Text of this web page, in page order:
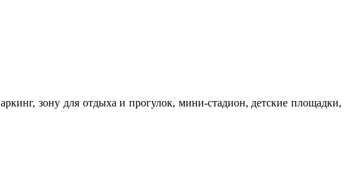
зону для отдыха и прогулок, мини-стадион, детские площадки,